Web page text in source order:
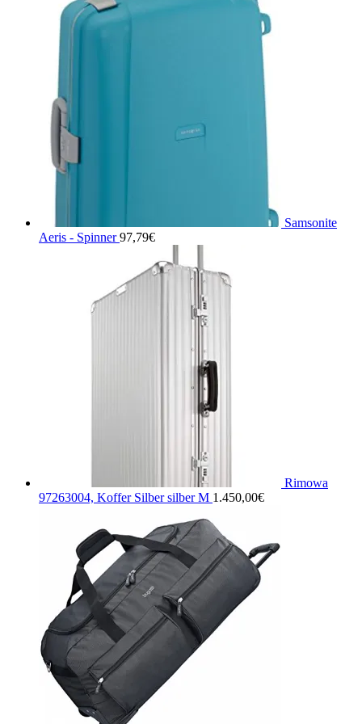
Samsonite
Aeris - Spinner 97,79€
Rimowa
97263004, Koffer Silber silber M 1.450,00€